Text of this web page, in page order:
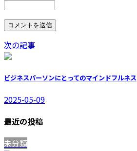
次の記事
ビジネスパーソンにとってのマインドフルネス
2025-05-09
最近の投稿
未分類